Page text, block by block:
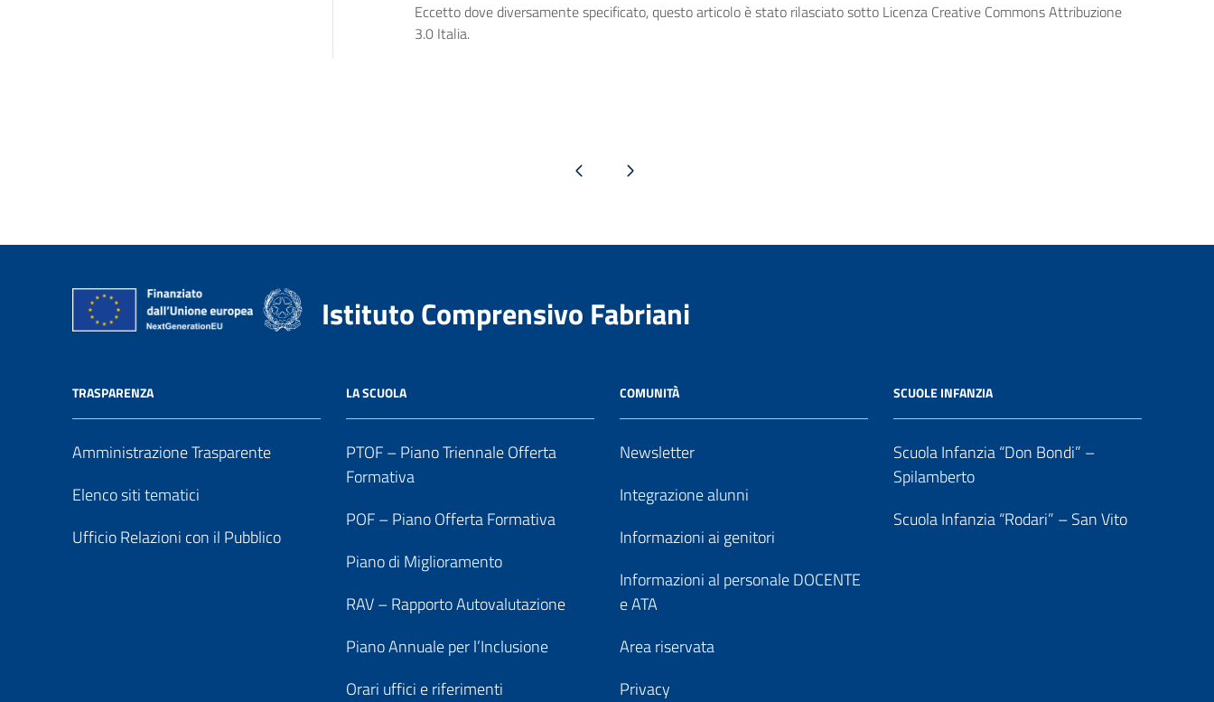
Eccetto dove diversamente specificato, questo articolo è stato rilasciato sotto Licenza Creative Commons Attribuzione
3.0 Italia.
Pagina precedentePagina successiva
Istituto Comprensivo Fabriani
TRASPARENZA
Amministrazione Trasparente
Elenco siti tematici
Ufficio Relazioni con il Pubblico
LA SCUOLA
PTOF – Piano Triennale Offerta
Formativa
POF – Piano Offerta Formativa
Piano di Miglioramento
RAV – Rapporto Autovalutazione
Piano Annuale per l’Inclusione
Orari uffici e riferimenti
COMUNITÀ
Newsletter
Integrazione alunni
Informazioni ai genitori
Informazioni al personale DOCENTE
e ATA
Area riservata
Privacy
SCUOLE INFANZIA
Scuola Infanzia “Don Bondi” –
Spilamberto
Scuola Infanzia “Rodari” – San Vito